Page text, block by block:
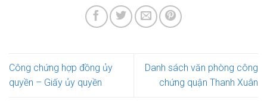
Công chứng hợp đồng ủy
quyền – Giấy ủy quyền
Danh sách văn phòng công
chứng quận Thanh Xuân